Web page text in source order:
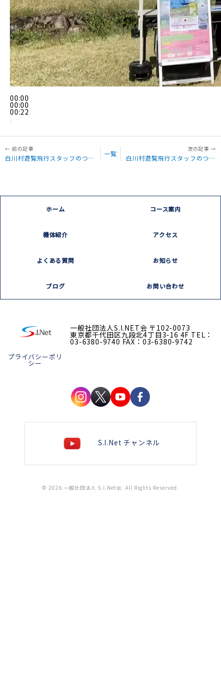
00:00
00:00
00:22
白川村遊覧飛行スタッフのつぶやき「芽吹きドキドキマルシェ 開催中」
一覧
白川村遊覧飛行スタッフのつぶやき「本日の遊覧飛行、悪天候の為中止とさせて頂きます。」
ホーム コース案内
機体紹介 アクセス
よくある質問 お知らせ
ブログ お問い合わせ
プライバシーポリ
シー
一般社団法人S.I.NET会 〒102-0073
東京都千代田区九段北4丁目3-16 4F TEL：
03-6380-9740 FAX：03-6380-9742
S.I.Net チャンネル
© 2026 一般社団法人 S.I.Net会. All Rights Reserved.